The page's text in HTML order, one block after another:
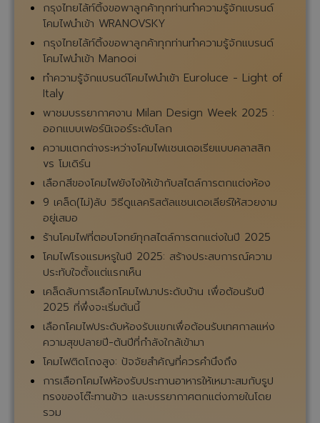
กรุงไทยไล้ท์ติ้งขอพาลูกค้าทุกท่านทำความรู้จักแบรนด์
โคมไฟนำเข้า WRANOVSKY
กรุงไทยไล้ท์ติ้งขอพาลูกค้าทุกท่านทำความรู้จักแบรนด์
โคมไฟนำเข้า Manooi
ทำความรู้จักแบรนด์โคมไฟนำเข้า Euroluce - Light of
Italy
พาชมบรรยากาศงาน Milan Design Week 2025 :
ออกแบบเฟอร์นิเจอร์ระดับโลก
ความแตกต่างระหว่างโคมไฟแชนเดอเรียแบบคลาสสิก
vs โมเดิร์น
เลือกสีของโคมไฟยังไงให้เข้ากับสไตล์การตกแต่งห้อง
9 เคล็ด(ไม่)ลับ วิธีดูแลคริสตัลแชนเดอเลียร์ให้สวยงาม
อยู่เสมอ
ร้านโคมไฟที่ตอบโจทย์ทุกสไตล์การตกแต่งในปี 2025
โคมไฟโรงแรมหรูในปี 2025: สร้างประสบการณ์ความ
ประทับใจตั้งแต่แรกเห็น
เคล็ดลับการเลือกโคมไฟมาประดับบ้าน เพื่อต้อนรับปี
2025 ที่พึ่งจะเริ่มต้นนี้
เลือกโคมไฟประดับห้องรับแขกเพื่อต้อนรับเทศกาลแห่ง
ความสุขปลายปี-ต้นปีที่กำลังใกล้เข้ามา
โคมไฟติดโถงสูง: ปัจจัยสำคัญที่ควรคำนึงถึง
การเลือกโคมไฟห้องรับประทานอาหารให้เหมาะสมกับรูป
ทรงของโต๊ะทานข้าว และบรรยากาศตกแต่งภายในโดย
รวม